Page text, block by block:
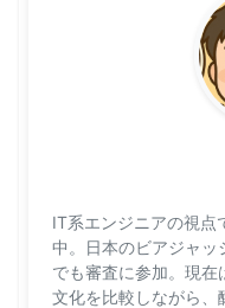
IT系エンジニアの視点
中。日本のビアジャ
でも審査に参加。現在
文化を比較しながら、